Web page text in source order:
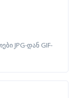
JPG-დან GIF-